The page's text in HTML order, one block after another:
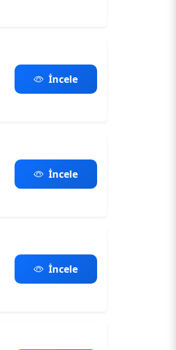
İncele
İncele
İncele